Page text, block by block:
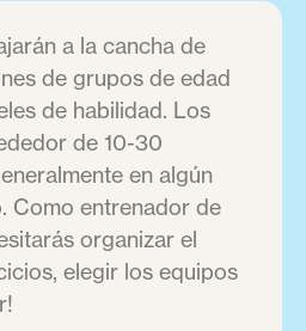
a la cancha de
de grupos de edad
de habilidad. Los
de 10-30
en algún
Como entrenador de
organizar el
elegir los equipos